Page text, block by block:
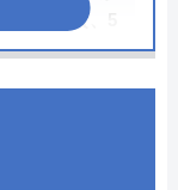
、処分費、5